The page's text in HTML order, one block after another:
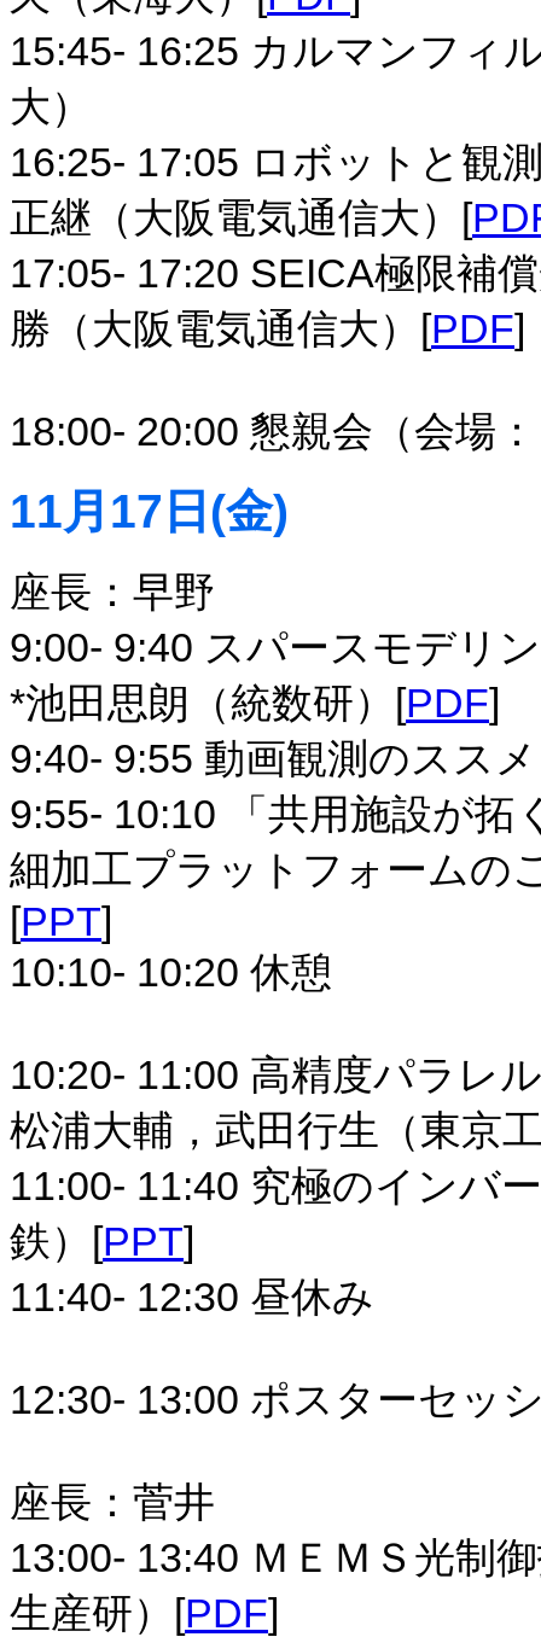
15:45- 16:25 カルマンフィ
大）
16:25- 17:05 ロボットと観
正継（大阪電気通信大）[
17:05- 17:20 SEICA極限補
勝（大阪電気通信大）[PDF]
18:00- 20:00 懇親会（会場
11月17日(金)
座長：早野
9:00- 9:40 スパースモデリ
*池田思朗（統数研）[PDF]
9:40- 9:55 動画観測のスス
9:55- 10:10 「共用施設が
細加工プラットフォーム
[PPT]
10:10- 10:20 休憩
10:20- 11:00 高精度パラレ
松浦大輔，武田行生（東京
11:00- 11:40 究極のインバ
鉄）[PPT]
11:40- 12:30 昼休み
12:30- 13:00 ポスターセッ
座長：菅井
13:00- 13:40 ＭＥＭＳ光制
生産研）[PDF]